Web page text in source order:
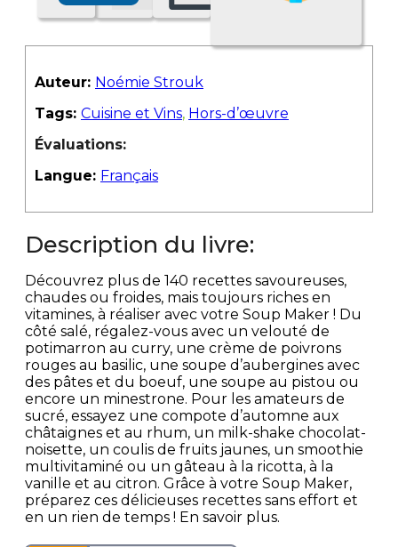
Auteur: Noémie Strouk
Tags: Cuisine et Vins, Hors-d’œuvre
Évaluations:
Langue: Français
Description du livre:
Découvrez plus de 140 recettes savoureuses,
chaudes ou froides, mais toujours riches en
vitamines, à réaliser avec votre Soup Maker ! Du
côté salé, régalez-vous avec un velouté de
potimarron au curry, une crème de poivrons
rouges au basilic, une soupe d’aubergines avec
des pâtes et du boeuf, une soupe au pistou ou
encore un minestrone. Pour les amateurs de
sucré, essayez une compote d’automne aux
châtaignes et au rhum, un milk-shake chocolat-
noisette, un coulis de fruits jaunes, un smoothie
multivitaminé ou un gâteau à la ricotta, à la
vanille et au citron. Grâce à votre Soup Maker,
préparez ces délicieuses recettes sans effort et
en un rien de temps ! En savoir plus.